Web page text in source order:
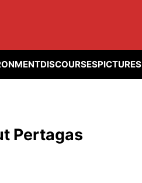
DISCOURSESPICTURES
Pertagas